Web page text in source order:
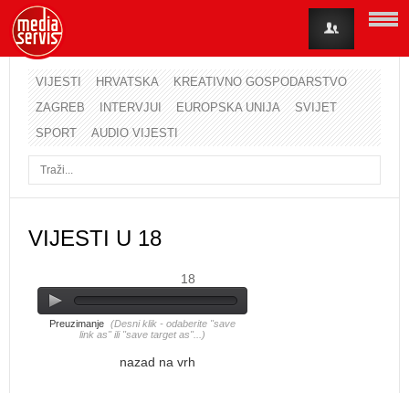
VIJESTI HRVATSKA
KREATIVNO GOSPODARSTVO
ZAGREB
INTERVJUI EUROPSKA UNIJA
SVIJET
SPORT
AUDIO VIJESTI
VIJESTI U 18
18
Preuzimanje (Desni klik - odaberite "save
link as" ili "save target as"...)
nazad na vrh
Korisničko ime
Lozinka
Zaboravili ste lozinku?